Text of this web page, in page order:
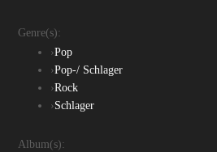
Genre(s):
›Pop
›Pop-/ Schlager
›Rock
›Schlager
Album(s):